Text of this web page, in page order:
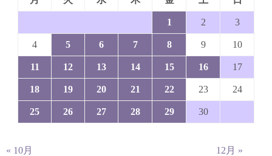
1 2 3
4 5 6 7 8 9 10
11 12 13 14 15 16 17
18 19 20 21 22 23 24
25 26 27 28 29 30
« 10月 12月 »